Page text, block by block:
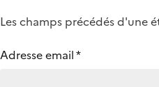
Les champs précédés d'une
Adresse email*